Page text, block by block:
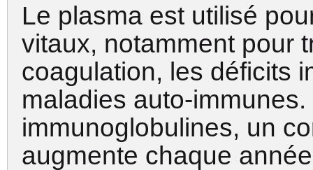
Le plasma est utilisé
vitaux, notamment pour
coagulation, les déficits
maladies auto-immunes.
immunoglobulines, un
augmente chaque